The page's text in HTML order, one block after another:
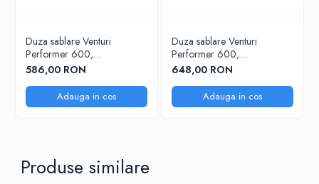
Duza sablare Venturi
Performer 600,
6,5mmx130mm
586,00 RON
Adauga in cos
Duza sablare Venturi
Performer 600,
8,0mmx150mm
648,00 RON
Adauga in cos
Produse similare